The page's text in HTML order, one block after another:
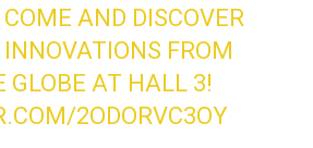
AND DISCOVER
FROM
GLOBE AT HALL 3!
2ODORVC3OY